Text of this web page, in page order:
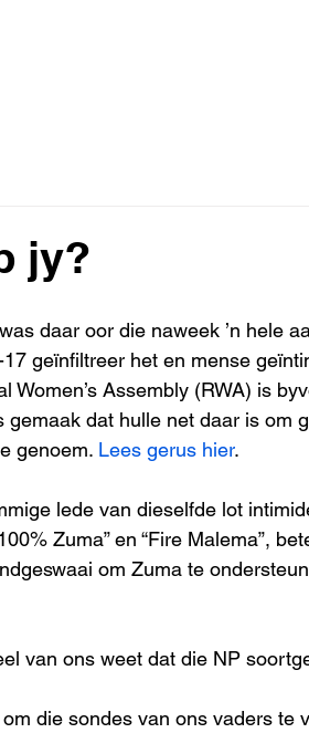
jy?
daar oor die naweek ’n hele
geïnfiltreer het en mense
Women’s Assembly (RWA) is
gemaak dat hulle net daar is om
genoem. Lees gerus hier.
lede van dieselfde lot
Zuma” en “Fire Malema”,
om Zuma te
van ons weet dat die NP
die sondes van ons vaders te